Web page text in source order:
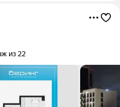
из 22